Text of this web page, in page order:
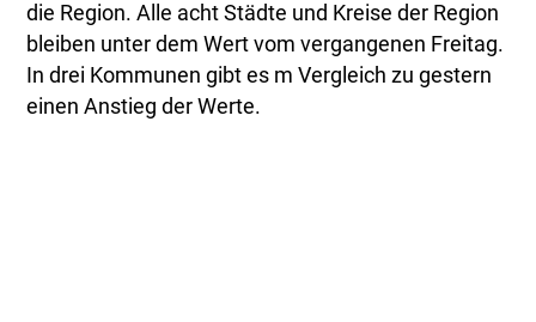
die Region. Alle acht Städte und Kreise der Region
bleiben unter dem Wert vom vergangenen Freitag.
In drei Kommunen gibt es m Vergleich zu gestern
einen Anstieg der Werte.